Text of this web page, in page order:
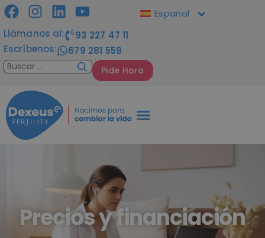
Llámanos al:
93 227 47 11
Escríbenos:
679 281 559
Pide Hora
Español
Precios y financiación